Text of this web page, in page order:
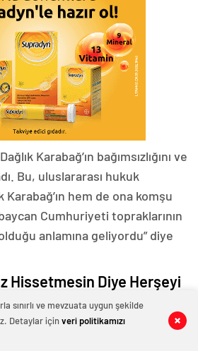
Karabağ’ın bağımsızlığını ve
Bu, uluslararası hukuk
Karabağ’ın hem de ona komşu
Cumhuriyeti topraklarının
anlamına geliyordu” diye
Hissetmesin Diye Herşeyi
Vladimir Putin, Azerbaycan
Aliyev ve Ermenistan Başbakanı
sınırlı ve mevzuata uygun şekilde
Detaylar içinveri politikamızı